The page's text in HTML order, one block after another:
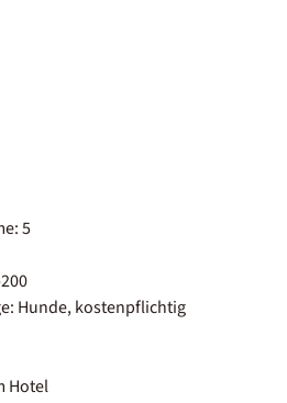
5
Hunde, kostenpflichtig
Hotel